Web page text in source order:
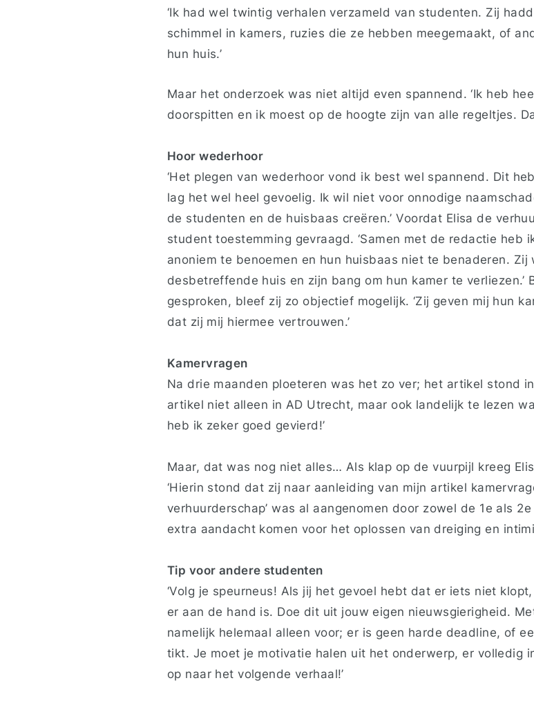
‘Ik had wel twintig verhalen verzameld van studenten. Zij
schimmel in kamers, ruzies die ze hebben meegemaakt, of
hun huis.’
Maar het onderzoek was niet altijd even spannend. ‘Ik heb
doorspitten en ik moest op de hoogte zijn van alle regeltjes.
Hoor wederhoor
‘Het plegen van wederhoor vond ik best wel spannend. Dit
lag het wel heel gevoelig. Ik wil niet voor onnodige
de studenten en de huisbaas creëren.’ Voordat Elisa de
student toestemming gevraagd. ‘Samen met de redactie heb
anoniem te benoemen en hun huisbaas niet te benaderen. Zij
desbetreffende huis en zijn bang om hun kamer te verliezen.’
gesproken, bleef zij zo objectief mogelijk. ‘Zij geven mij hun
dat zij mij hiermee vertrouwen.’
Kamervragen
Na drie maanden ploeteren was het zo ver; het artikel stond
artikel niet alleen in AD Utrecht, maar ook landelijk te lezen
heb ik zeker goed gevierd!’
Maar, dat was nog niet alles… Als klap op de vuurpijl kreeg
‘Hierin stond dat zij naar aanleiding van mijn artikel
verhuurderschap’ was al aangenomen door zowel de 1e als 2e
extra aandacht komen voor het oplossen van dreiging en
Tip voor andere studenten
‘Volg je speurneus! Als jij het gevoel hebt dat er iets niet
er aan de hand is. Doe dit uit jouw eigen nieuwsgierigheid.
namelijk helemaal alleen voor; er is geen harde deadline, of
tikt. Je moet je motivatie halen uit het onderwerp, er volledig
op naar het volgende verhaal!’